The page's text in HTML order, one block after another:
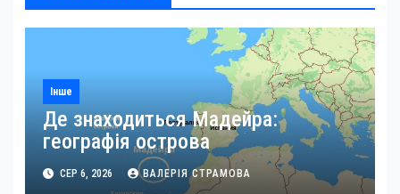
Інше
Де знаходиться Мадейра:
географія острова
СЕР 6, 2026 ВАЛЕРІЯ СТРАМОВА